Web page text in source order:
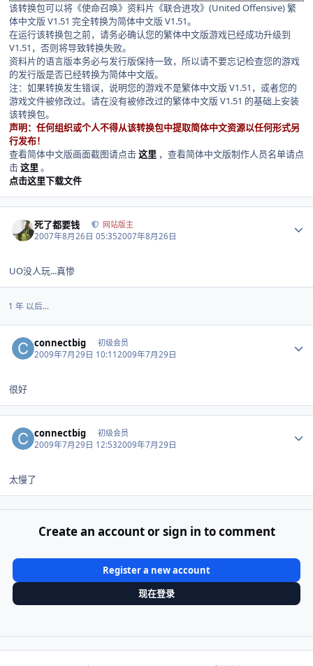
该转换包可以将《使命召唤》资料片《联合进攻》(United Offensive) 繁
体中文版 V1.51 完全转换为简体中文版 V1.51。
在运行该转换包之前，请务必确认您的繁体中文版游戏已经成功升级到
V1.51，否则将导致转换失败。
资料片的语言版本务必与发行版保持一致，所以请不要忘记检查您的游戏
的发行版是否已经转换为简体中文版。
注：如果转换发生错误，说明您的游戏不是繁体中文版 V1.51，或者您的
游戏文件被修改过。请在没有被修改过的繁体中文版 V1.51 的基础上安装
该转换包。
声明：任何组织或个人不得从该转换包中提取简体中文资源以任何形式另
行发布！
查看简体中文版画面截图请点击这里 ，查看简体中文版制作人员名单请点
击这里。
点击这里下载文件
死了都要钱 网站版主
2007年8月26日 05:352007年8月26日
UO没人玩...真惨
1 年 以后...
connectbig 初级会员
2009年7月29日 10:112009年7月29日
很好
connectbig 初级会员
2009年7月29日 12:532009年7月29日
太慢了
Create an account or sign in to comment
Register a new account
现在登录